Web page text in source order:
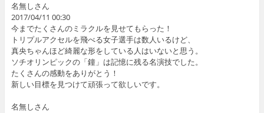
名無しさん
2017/04/11 00:30
今までたくさんのミラクルを見せてもらった！
トリプルアクセルを飛べる女子選手は数人いるけど、
真央ちゃんほど綺麗な形をしている人はいないと思う。
ソチオリンピックの「鐘」は記憶に残る名演技でした。
たくさんの感動をありがとう！
新しい目標を見つけて頑張って欲しいです。
名無しさん